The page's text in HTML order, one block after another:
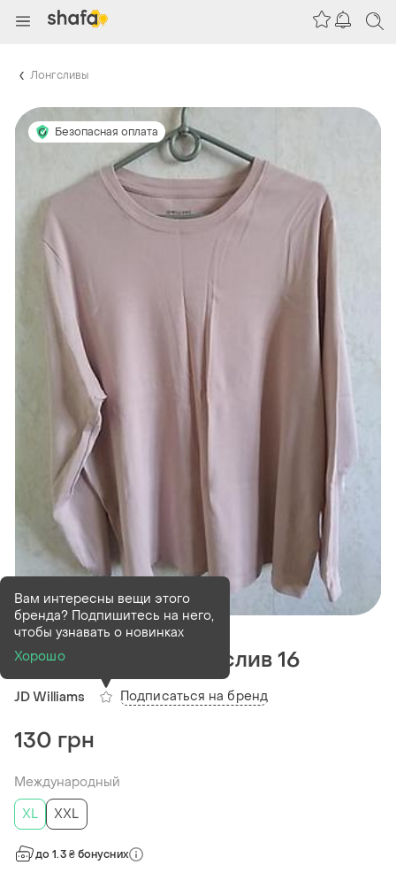
Лонгсливы
Безопасная оплата
В наличии 1 шт
Розовая кофта лонгслив 16
JD Williams
Вам интересны вещи этого
бренда? Подпишитесь на него,
чтобы узнавать о новинках
Хорошо
Подписаться на бренд
130 грн
Международный
XL
XXL
до 1.3 ₴ бонусних